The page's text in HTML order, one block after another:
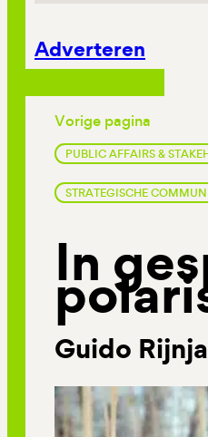
Adverteren
Vorige pagina
PUBLIC AFFAIRS &
STRATEGISCHE
In
Guido Rijnja